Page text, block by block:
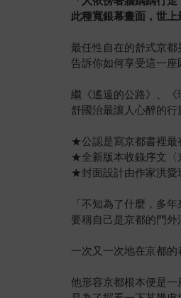
此種寬銀幕畫面，世
最任性自在的舒式京都
告訴你如何享受這一
繼《遙遠的公路》、《
舒國治最讓人心醉的
★公認是寫京都書裡最
★全新版本收錄序文〈
★封面設計由作家洪愛
「不知為了什麼，多
要稱自己是京都的門
一次又一次地在京都
他形容京都根本便是